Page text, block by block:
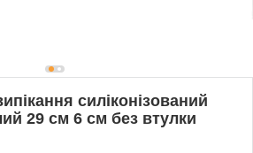
силіконізований
29 см 6 см без втулки